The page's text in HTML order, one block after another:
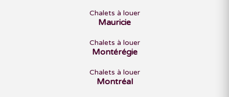
Chalets à louer
Mauricie
Chalets à louer
Montérégie
Chalets à louer
Montréal